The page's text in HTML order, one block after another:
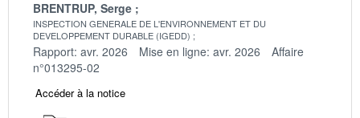
BRENTRUP, Serge
INSPECTION GENERALE DE L'ENVIRONNEMENT ET DU
DEVELOPPEMENT DURABLE (IGEDD)
Rapport: avr. 2026 Mise en ligne: avr. 2026
Affaire
n°013295-02
Accéder à la notice